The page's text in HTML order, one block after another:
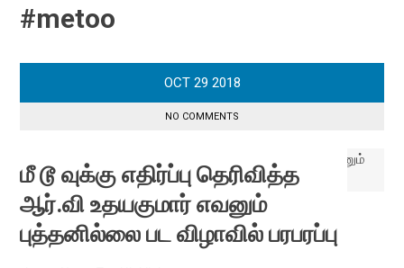
#metoo
OCT 29 2018
NO COMMENTS
மீ டூ வுக்கு எதிர்ப்பு தெரிவித்த
ஆர்.வி உதயகுமார் எவனும்
புத்தனில்லை பட விழாவில் பரபரப்பு